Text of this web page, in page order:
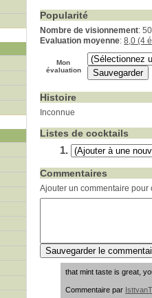
Popularité
Nombre de visionnement:
Evaluation moyenne: 8,0 (4
Mon
évaluation
Histoire
Inconnue
Listes de cocktails
Commentaires
Ajouter un commentaire pour
that mint taste is great,
Commentaire par